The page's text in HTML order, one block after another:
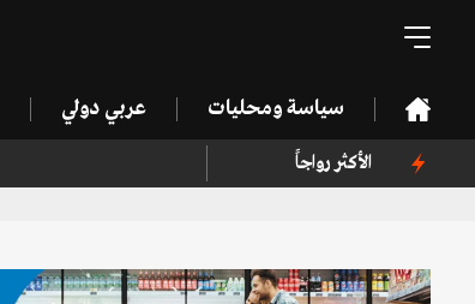
سياسة ومحليات عربي دولي
الأكثر رواجاً